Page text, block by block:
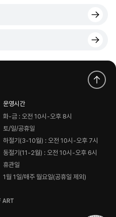
운영시간
화-금 : 오전 10시-오후 8시
토/일/공휴일
하절기(3-10월) : 오전 10시-오후 7시
동절기(11-2월) : 오전 10시-오후 6시
휴관일
1월 1일/매주 월요일(공휴일 제외)